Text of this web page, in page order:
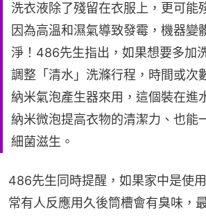
洗衣液除了殘留在衣服上，更可能
因為高溫和濕氣導致發霉，機器變
淨！486先生指出，如果想要多加
調整「清水」洗滌行程，時間或次
納米氣泡產生器來用，這個裝在進
納米微泡提高衣物的清潔力、也能
細菌滋生。
486先生同時提醒，如果家中是使
常有人反應用久後筒槽會有臭味，